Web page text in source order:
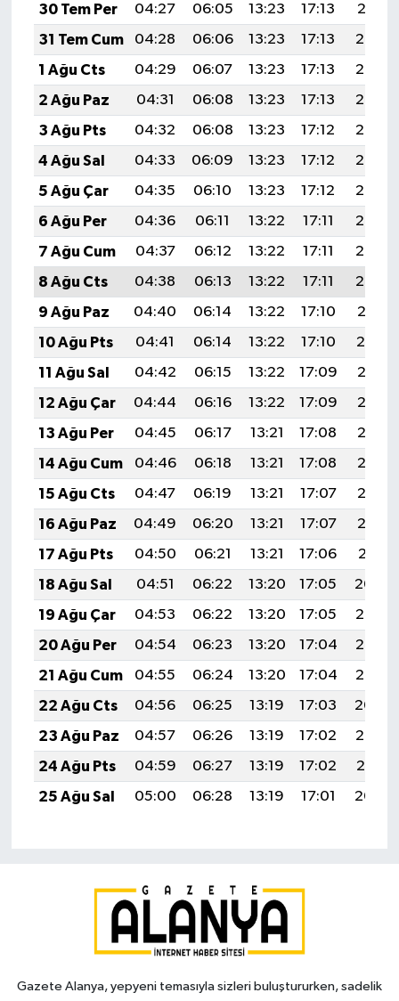
30 Tem Per
04:27 06:05 13:23 17:13
20:31
31 Tem Cum
04:28 06:06 13:23 17:13
20:30
1 Ağu Cts
04:29 06:07 13:23 17:13
20:29
2 Ağu Paz
04:31 06:08 13:23 17:13
20:28
3 Ağu Pts
04:32 06:08 13:23 17:12
20:27
4 Ağu Sal
04:33 06:09 13:23 17:12
20:26
5 Ağu Çar
04:35 06:10 13:23 17:12
20:25
6 Ağu Per
04:36 06:11 13:22 17:11
20:24
7 Ağu Cum
04:37 06:12 13:22 17:11
20:23
8 Ağu Cts
04:38 06:13 13:22 17:11
20:22
9 Ağu Paz
04:40 06:14 13:22 17:10
20:21
10 Ağu Pts
04:41 06:14 13:22 17:10
20:19
11 Ağu Sal
04:42 06:15 13:22 17:09
20:18
12 Ağu Çar
04:44 06:16 13:22 17:09
20:17
13 Ağu Per
04:45 06:17 13:21 17:08
20:16
14 Ağu Cum
04:46 06:18 13:21 17:08
20:15
15 Ağu Cts
04:47 06:19 13:21 17:07
20:13
16 Ağu Paz
04:49 06:20 13:21 17:07
20:12
17 Ağu Pts
04:50 06:21 13:21 17:06
20:11
18 Ağu Sal
04:51 06:22 13:20 17:05
20:09
19 Ağu Çar
04:53 06:22 13:20 17:05
20:08
20 Ağu Per
04:54 06:23 13:20 17:04
20:07
21 Ağu Cum
04:55 06:24 13:20 17:04
20:05
22 Ağu Cts
04:56 06:25 13:19 17:03
20:04
23 Ağu Paz
04:57 06:26 13:19 17:02
20:03
24 Ağu Pts
04:59 06:27 13:19 17:02
20:01
25 Ağu Sal
05:00 06:28 13:19 17:01 20:00
Gazete Alanya, yepyeni temasıyla sizleri buluştururken, sadelik